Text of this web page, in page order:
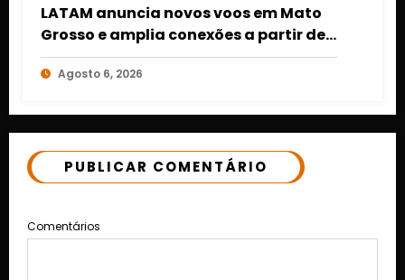
LATAM anuncia novos voos em Mato
Grosso e amplia conexões a partir de
Cuiabá e Rondonópolis
Agosto 6, 2026
PUBLICAR COMENTÁRIO
Comentários